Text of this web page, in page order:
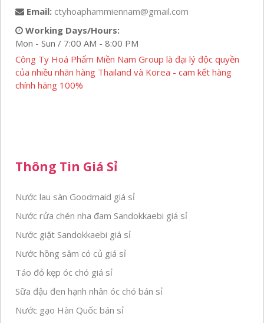
Email: ctyhoaphammiennam@gmail.com
Working Days/Hours:
Mon - Sun / 7:00 AM - 8:00 PM
Công Ty Hoá Phẩm Miền Nam Group là đại lý độc quyền
của nhiều nhãn hàng Thailand và Korea - cam kết hàng
chính hãng 100%
Thông Tin Giá Sỉ
Nước lau sàn Goodmaid giá sỉ
Nước rửa chén nha đam Sandokkaebi giá sỉ
Nước giặt Sandokkaebi giá sỉ
Nước hồng sâm có củ giá sỉ
Táo đỏ kẹp óc chó giá sỉ
Sữa đậu đen hạnh nhân óc chó bán sỉ
Nước gạo Hàn Quốc bán sỉ